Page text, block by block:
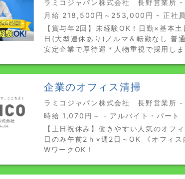
ラミコジャパン株式会社 長野営業所 -
月給 218,500円～253,000円 - 正社員
【賞与年2回】未経験OK！日勤×基本
日(大型連休あり)ノルマ＆転勤なし 普
安定企業で厚待遇＊人物重視で採用しま
企業のオフィス清掃
ラミコジャパン株式会社 長野営業所 -
時給 1,070円～ - アルバイト・パート
【土日祝休み】働きやすい人気のオフ
日のみ午前2ｈ×週2日～OK 《オフィス
WワークOK！